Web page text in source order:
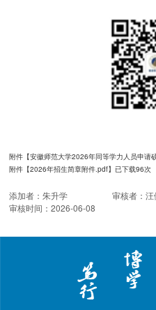
附件【安徽师范大学2026年同等学力人员申请
附件【2026年招生简章附件.pdf】已下载96次
添加者：朱升学 审核者： 汪
审核时间：2026-06-08